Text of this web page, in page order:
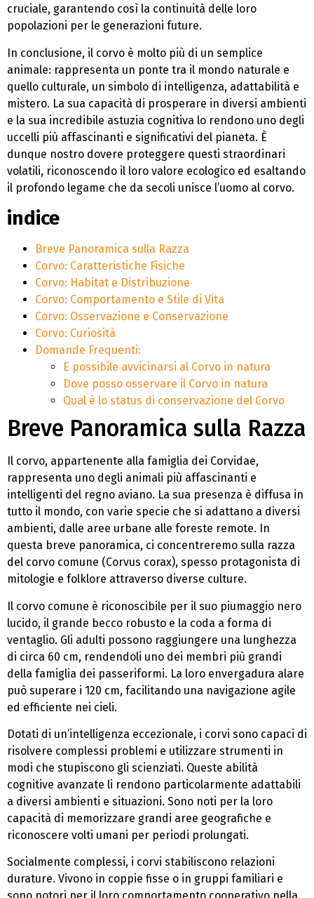
cruciale, garantendo così la continuità delle loro
popolazioni per le generazioni future.
In conclusione, il corvo è molto più di un semplice
animale: rappresenta un ponte tra il mondo naturale e
quello culturale, un simbolo di intelligenza, adattabilità e
mistero. La sua capacità di prosperare in diversi ambienti
e la sua incredibile astuzia cognitiva lo rendono uno degli
uccelli più affascinanti e significativi del pianeta. È
dunque nostro dovere proteggere questi straordinari
volatili, riconoscendo il loro valore ecologico ed esaltando
il profondo legame che da secoli unisce l’uomo al corvo.
indice
Breve Panoramica sulla Razza
Corvo: Caratteristiche Fisiche
Corvo: Habitat e Distribuzione
Corvo: Comportamento e Stile di Vita
Corvo: Osservazione e Conservazione
Corvo: Curiosità
Domande Frequenti:
E possibile avvicinarsi al Corvo in natura
Dove posso osservare il Corvo in natura
Qual è lo status di conservazione del Corvo
Breve Panoramica sulla Razza
Il corvo, appartenente alla famiglia dei Corvidae,
rappresenta uno degli animali più affascinanti e
intelligenti del regno aviano. La sua presenza è diffusa in
tutto il mondo, con varie specie che si adattano a diversi
ambienti, dalle aree urbane alle foreste remote. In
questa breve panoramica, ci concentreremo sulla razza
del corvo comune (Corvus corax), spesso protagonista di
mitologie e folklore attraverso diverse culture.
Il corvo comune è riconoscibile per il suo piumaggio nero
lucido, il grande becco robusto e la coda a forma di
ventaglio. Gli adulti possono raggiungere una lunghezza
di circa 60 cm, rendendoli uno dei membri più grandi
della famiglia dei passeriformi. La loro envergadura alare
può superare i 120 cm, facilitando una navigazione agile
ed efficiente nei cieli.
Dotati di un’intelligenza eccezionale, i corvi sono capaci di
risolvere complessi problemi e utilizzare strumenti in
modi che stupiscono gli scienziati. Queste abilità
cognitive avanzate li rendono particolarmente adattabili
a diversi ambienti e situazioni. Sono noti per la loro
capacità di memorizzare grandi aree geografiche e
riconoscere volti umani per periodi prolungati.
Socialmente complessi, i corvi stabiliscono relazioni
durature. Vivono in coppie fisse o in gruppi familiari e